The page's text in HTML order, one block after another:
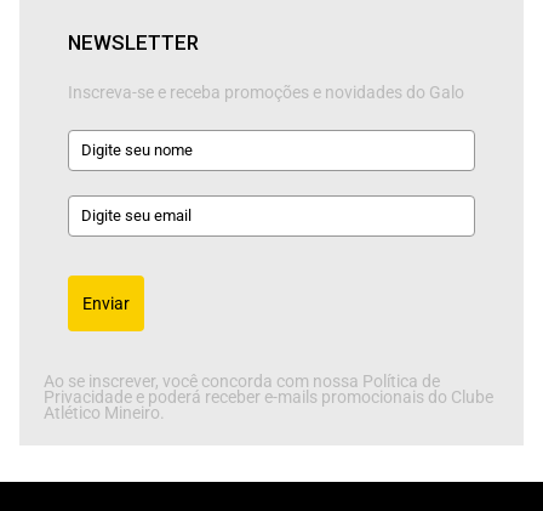
NEWSLETTER
Inscreva-se e receba promoções e novidades do Galo
Enviar
Ao se inscrever, você concorda com nossa Política de
Privacidade e poderá receber e-mails promocionais do Clube
Atlético Mineiro.